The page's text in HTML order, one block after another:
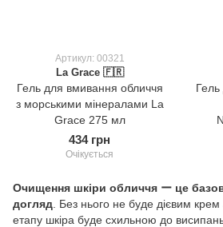
Артикул: 00321
La Grace 🇫🇷
Гель для вмивання обличчя
з морськими мінералами La
Grace 275 мл
434 грн
Очікується
Очищення шкіри обличчя ー це
догляд . Без нього не буде дієвим
етапу шкіра буде схильною до